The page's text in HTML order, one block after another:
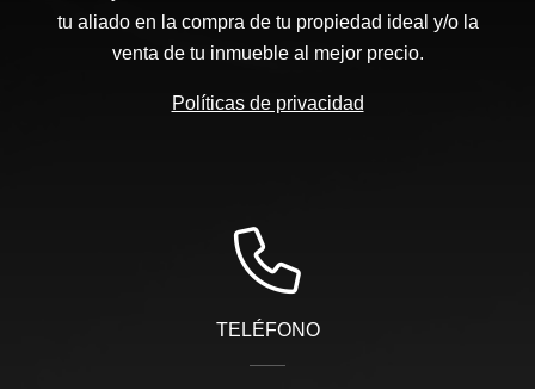
tu aliado en la compra de tu propiedad ideal y/o la
venta de tu inmueble al mejor precio.
Políticas de privacidad
TELÉFONO